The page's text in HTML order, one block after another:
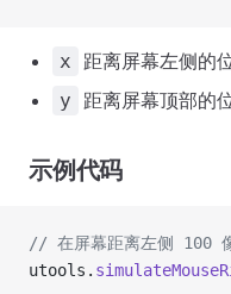
x 距离屏幕左侧的
y 距离屏幕顶部的
示例代码
// 在屏幕距离左侧 100
utools.